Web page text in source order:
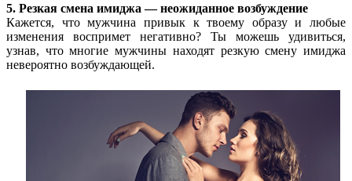
5. Резкая смена имиджа — неожиданное возбуждение
Кажется, что мужчина привык к твоему образу и любые
изменения воспримет негативно? Ты можешь удивиться,
узнав, что многие мужчины находят резкую смену имиджа
невероятно возбуждающей.